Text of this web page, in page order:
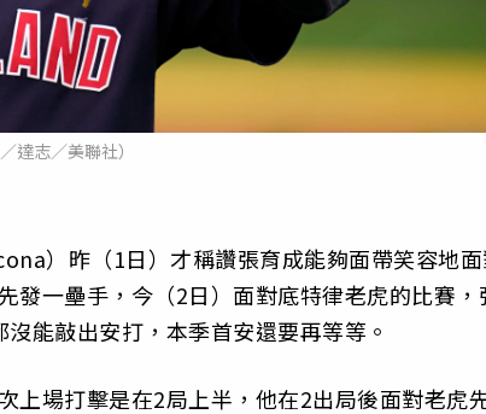
達志／美聯社）
）昨（1日）才稱讚張育成能夠面帶笑容地
發一壘手，今（2日）面對底特律老虎的比賽，
能敲出安打，本季首安還要再等等。
上場打擊是在2局上半，他在2出局後面對老虎